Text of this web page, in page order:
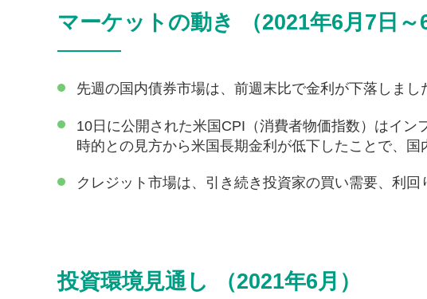
マーケットの動き （2021年6月7日～
先週の国内債券市場は、前週末比で金利が下落しまし
10日に公開された米国CPI（消費者物価指数）はイ
時的との見方から米国長期金利が低下したことで、国
クレジット市場は、引き続き投資家の買い需要、利
投資環境見通し （2021年6月）